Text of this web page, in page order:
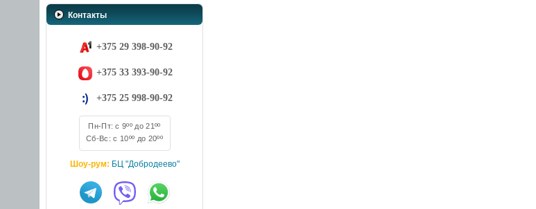
Контакты
+375 29 398-90-92
+375 33 393-90-92
+375 25 998-90-92
Пн-Пт: с 9ºº до 21ºº
Сб-Вс: с 10ºº до 20ºº
Шоу-рум: БЦ "Добродеево"